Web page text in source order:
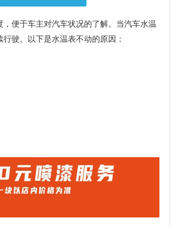
便于车主对汽车状况的了解。当汽车水温
驶。以下是水温表不动的原因：